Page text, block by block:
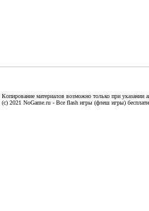
Копирование материалов возможно только при указании
(c) 2021 NoGame.ru - Все flash игры (флеш игры)